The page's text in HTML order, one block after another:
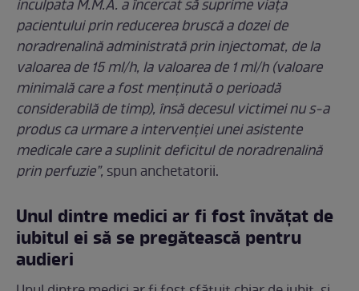
inculpata M.M.A. a încercat să suprime viaţa
pacientului prin reducerea bruscă a dozei de
noradrenalină administrată prin injectomat, de la
valoarea de 15 ml/h, la valoarea de 1 ml/h (valoare
minimală care a fost menţinută o perioadă
considerabilă de timp), însă decesul victimei nu s-a
produs ca urmare a intervenţiei unei asistente
medicale care a suplinit deficitul de noradrenalină
prin perfuzie”, spun anchetatorii.
Unul dintre medici ar fi fost învățat de
iubitul ei să se pregătească pentru
audieri